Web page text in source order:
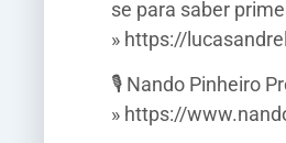
se para saber
» https://
🎙️ Nando Pinheiro
» https://